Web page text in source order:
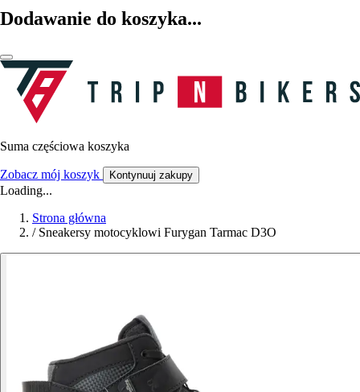
Dodawanie do koszyka...
Suma częściowa koszyka
Zobacz mój koszyk Kontynuuj zakupy
Loading...
Strona główna
/ Sneakersy motocyklowi Furygan Tarmac D3O